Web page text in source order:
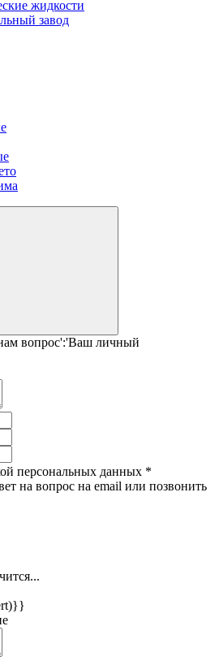
жидкости
завод
вопрос':'Ваш личный
персональных данных *
на вопрос на email или позвонить